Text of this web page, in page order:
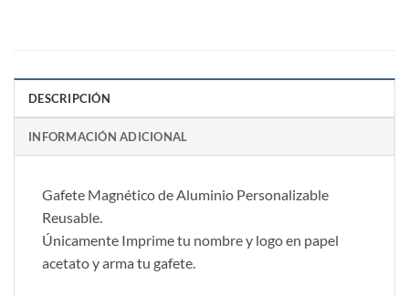
DESCRIPCIÓN
INFORMACIÓN ADICIONAL
Gafete Magnético de Aluminio Personalizable
Reusable.
Únicamente Imprime tu nombre y logo en papel
acetato y arma tu gafete.